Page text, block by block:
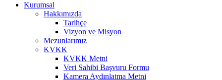
Kurumsal
Hakkımızda
Tarihçe
Vizyon ve Misyon
Mezunlarımız
KVKK
KVKK Metni
Veri Sahibi Başvuru Formu
Kamera Aydınlatma Metni